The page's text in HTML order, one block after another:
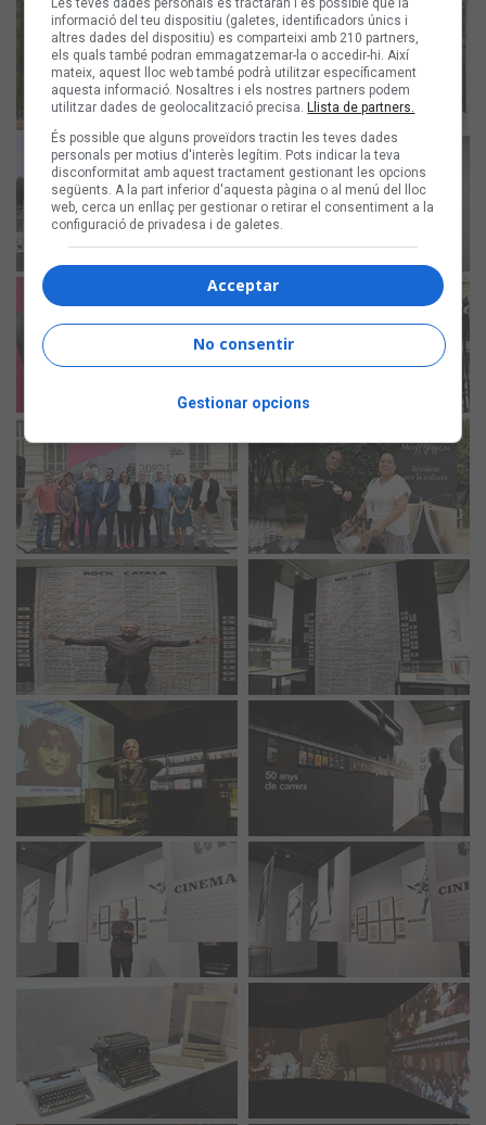
informació del teu dispositiu (galetes, identificadors únics i
altres dades del dispositiu) es comparteixi amb 210 partners,
els quals també podran emmagatzemar-la o accedir-hi. Així
mateix, aquest lloc web també podrà utilitzar específicament
aquesta informació. Nosaltres i els nostres partners podem
utilitzar dades de geolocalització precisa.Llista de partners.
És possible que alguns proveïdors tractin les teves dades
personals per motius d'interès legítim. Pots indicar la teva
disconformitat amb aquest tractament gestionant les opcions
següents. A la part inferior d'aquesta pàgina o al menú del lloc
web, cerca un enllaç per gestionar o retirar el consentiment a la
configuració de privadesa i de galetes.
Acceptar
No consentir
Gestionar opcions